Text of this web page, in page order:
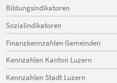
Bildungsindikatoren
Sozialindikatoren
Finanzkennzahlen Gemeinden
Kennzahlen Kanton Luzern
Kennzahlen Stadt Luzern